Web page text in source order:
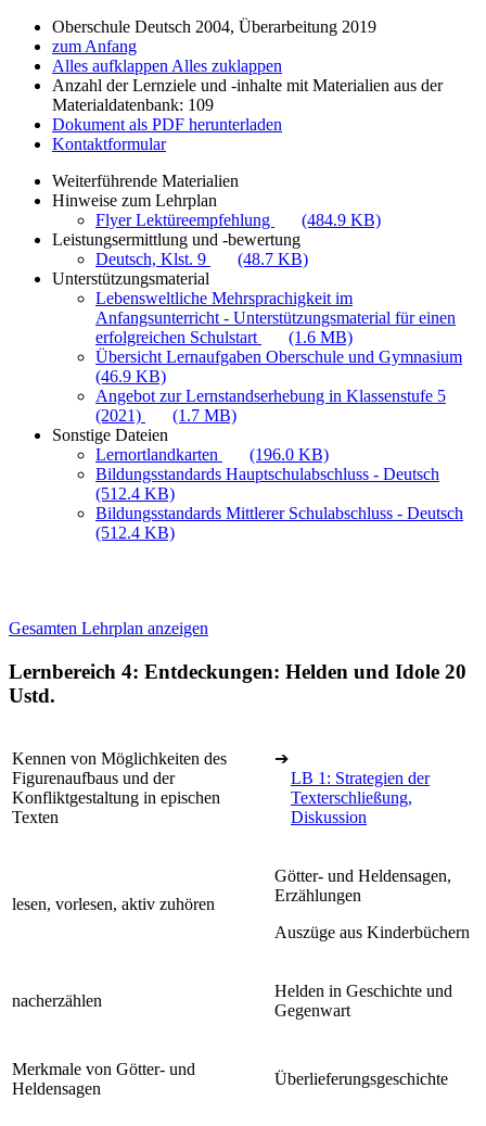
Oberschule Deutsch 2004, Überarbeitung 2019
zum Anfang
Alles aufklappen Alles zuklappen
Anzahl der Lernziele und -inhalte mit Materialien aus der
Materialdatenbank: 109
Dokument als PDF herunterladen
Kontaktformular
Weiterführende Materialien
Hinweise zum Lehrplan
Flyer Lektüreempfehlung
(484.9 KB)
Leistungsermittlung und -bewertung
Deutsch, Klst. 9
(48.7 KB)
Unterstützungsmaterial
Lebensweltliche Mehrsprachigkeit im
Anfangsunterricht - Unterstützungsmaterial für einen
erfolgreichen Schulstart
(1.6 MB)
Übersicht Lernaufgaben Oberschule und Gymnasium
(46.9 KB)
Angebot zur Lernstandserhebung in Klassenstufe 5
(2021)
(1.7 MB)
Sonstige Dateien
Lernortlandkarten
(196.0 KB)
Bildungsstandards Hauptschulabschluss - Deutsch
(512.4 KB)
Bildungsstandards Mittlerer Schulabschluss - Deutsch
(512.4 KB)
Gesamten Lehrplan anzeigen
Lernbereich 4: Entdeckungen: Helden und Idole 20
Ustd.
Kennen von Möglichkeiten des
Figurenaufbaus und der
Konfliktgestaltung in epischen
Texten
➔
LB 1: Strategien der
Texterschließung,
Diskussion
lesen, vorlesen, aktiv zuhören
Götter- und Heldensagen,
Erzählungen
Auszüge aus Kinderbüchern
nacherzählen
Helden in Geschichte und
Gegenwart
Merkmale von Götter- und
Heldensagen
Überlieferungsgeschichte